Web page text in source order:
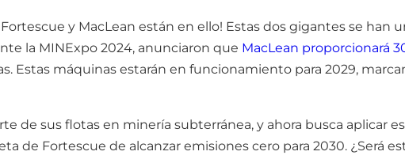
y MacLean están en ello! Estas dos gigantes se han
la MINExpo 2024, anunciaron que MacLean proporcionará
Estas máquinas estarán en funcionamiento para 2029,
de sus flotas en minería subterránea, y ahora busca aplicar
de Fortescue de alcanzar emisiones cero para 2030. ¿Será